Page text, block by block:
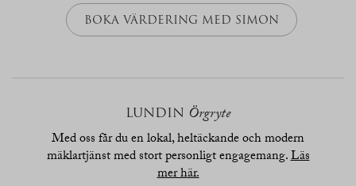
BOKA VÄRDERING MED SIMON
LUNDIN Örgryte
Med oss får du en lokal, heltäckande och modern
mäklartjänst med stort personligt engagemang.Läs
mer här.